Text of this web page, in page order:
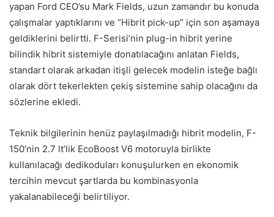
yapan Ford CEO’su Mark Fields, uzun zamandır bu konuda
çalışmalar yaptıklarını ve “Hibrit pick-up” için son aşamaya
geldiklerini belirtti. F-Serisi’nin plug-in hibrit yerine
bilindik hibrit sistemiyle donatılacağını anlatan Fields,
standart olarak arkadan itişli gelecek modelin isteğe bağlı
olarak dört tekerlekten çekiş sistemine sahip olacağını da
sözlerine ekledi.
Teknik bilgilerinin henüz paylaşılmadığı hibrit modelin, F-
150’nin 2.7 lt’lik EcoBoost V6 motoruyla birlikte
kullanılacağı dedikoduları konuşulurken en ekonomik
tercihin mevcut şartlarda bu kombinasyonla
yakalanabileceği belirtiliyor.